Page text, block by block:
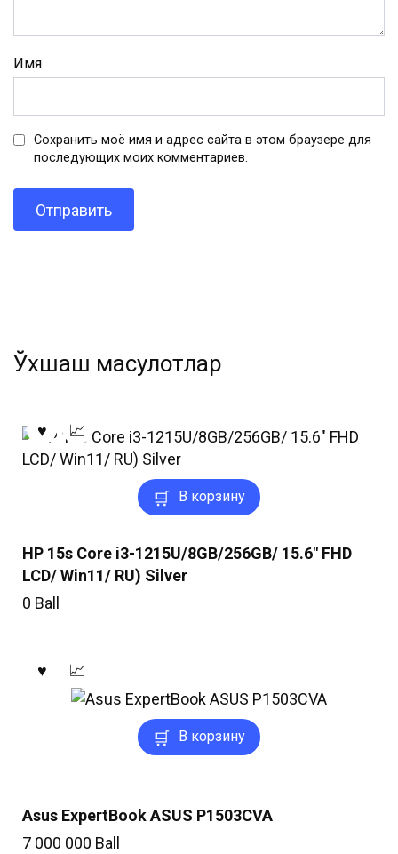
Имя
Сохранить моё имя и адрес сайта в этом браузере для
последующих моих комментариев.
Ўхшаш маҳсулотлар
В корзину
HP 15s Core i3-1215U/8GB/256GB/ 15.6″ FHD
LCD/ Win11/ RU) Silver
0 Ball
В корзину
Asus ExpertBook ASUS P1503CVA
7 000 000 Ball